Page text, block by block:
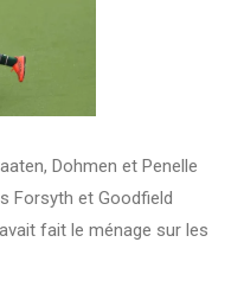
Dohmen et Penelle
Forsyth et Goodfield
fait le ménage sur les